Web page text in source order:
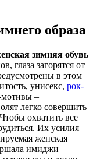
образа
зимняя обувь
глаза загорятся от
в этом
унисекс, рок-
мотивы –
легко совершить
охватить все
Их усилия
женская
имиджи